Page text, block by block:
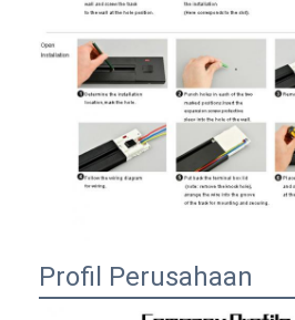
Profil Perusahaan